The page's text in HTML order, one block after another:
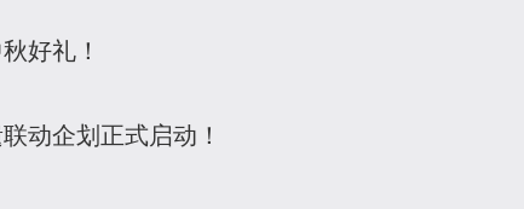
好礼！
动企划正式启动！